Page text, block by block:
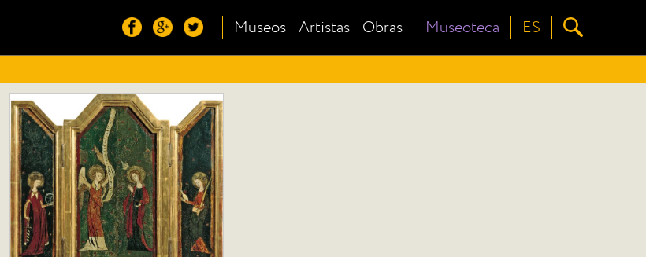
Museos Artistas Obras Museoteca ES